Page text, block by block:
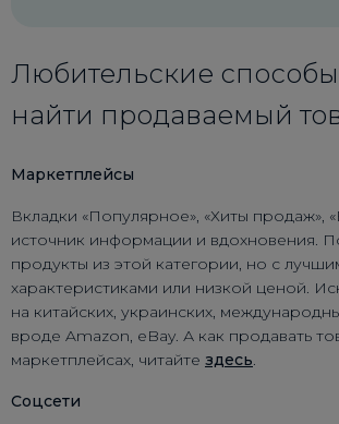
Любительские
найти продаваемый
Маркетплейсы
Вкладки «Популярное», «Хиты продаж»,
источник информации и вдохновения.
продукты из этой категории, но с
характеристиками или низкой ценой.
на китайских, украинских,
вроде Amazon, eBay. А как продавать
маркетплейсах, читайте здесь.
Соцсети